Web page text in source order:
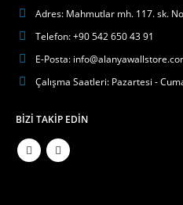
Adres: Mahmutlar mh. 117. sk.
Telefon:+90 542 650 43 91
E-Posta:
Çalışma Saatleri: Pazartesi -
BIZI TAKIP EDIN